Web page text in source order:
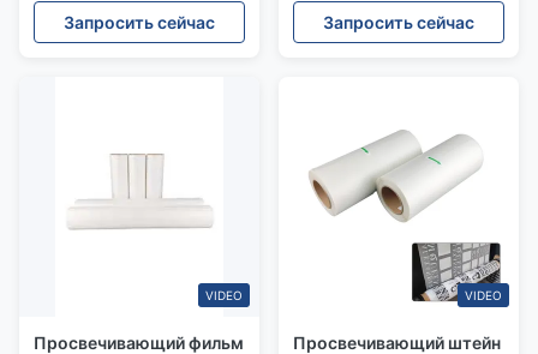
Запросить сейчас Запросить сейчас
VIDEO
Просвечивающий фильм
VIDEO
Просвечивающий штейн